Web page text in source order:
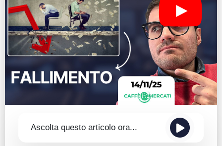
Guide
Quotazioni
Conto IG
Guru Monitor
Ascolta questo articolo ora...